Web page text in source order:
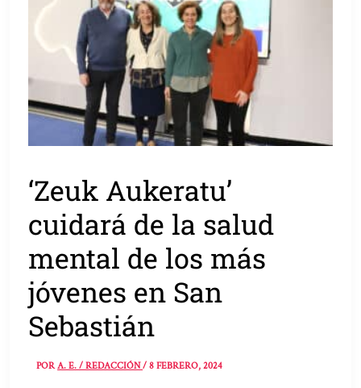
‘Zeuk Aukeratu’
cuidará de la salud
mental de los más
jóvenes en San
Sebastián
PORA. E. / REDACCIÓN/8 FEBRERO, 2024